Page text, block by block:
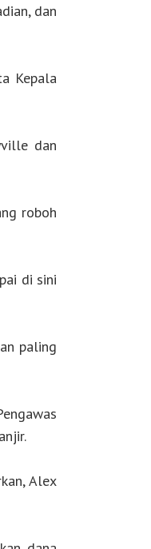
dan
Kepala
dan
roboh
di sini
paling
Alex